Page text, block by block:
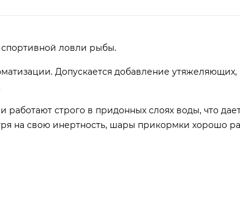
ловли рыбы.
Допускается добавление
строго в придонных слоях воды, что
на свою инертность, шары прикормки хорошо